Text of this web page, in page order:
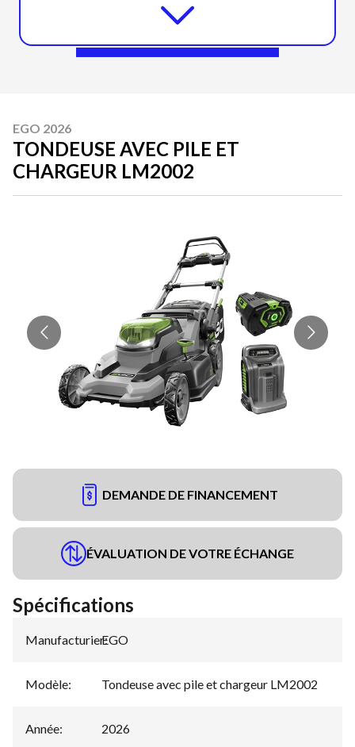
EGO 2026
TONDEUSE AVEC PILE ET
CHARGEUR LM2002
DEMANDE DE FINANCEMENT
ÉVALUATION DE VOTRE ÉCHANGE
Spécifications
Manufacturier:
EGO
Modèle: Tondeuse avec pile et chargeur LM2002
Année: 2026